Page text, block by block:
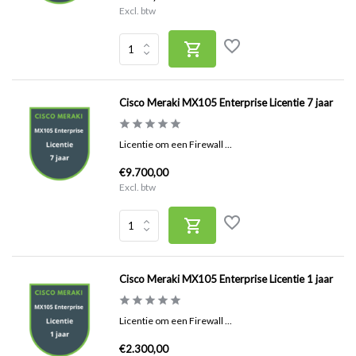
Excl. btw
Cisco Meraki MX105 Enterprise Licentie 7 jaar
Licentie om een Firewall ...
€9.700,00
Excl. btw
Cisco Meraki MX105 Enterprise Licentie 1 jaar
Licentie om een Firewall ...
€2.300,00